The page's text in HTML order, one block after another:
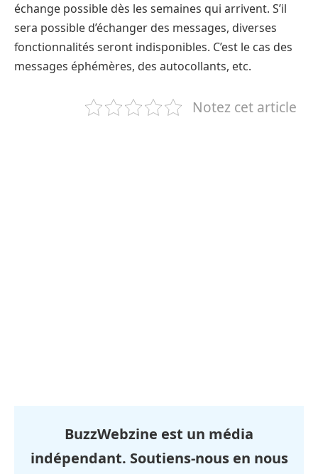
échange possible dès les semaines qui arrivent. S’il
sera possible d’échanger des messages, diverses
fonctionnalités seront indisponibles. C’est le cas des
messages éphémères, des autocollants, etc.
Notez cet article
BuzzWebzine est un média
indépendant. Soutiens-nous en nous